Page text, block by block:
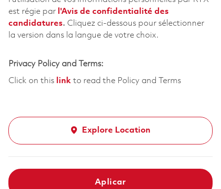
est régie par l'Avis de confidentialité des
candidatures. Cliquez ci-dessous pour sélectionner
la version dans la langue de votre choix.
Privacy Policy and Terms:
Click on this linkto read the Policy and Terms
Explore Location
Aplicar